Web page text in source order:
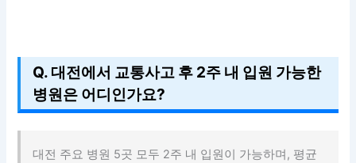
Q. 대전에서 교통사고 후 2주 내 입원 가능한
병원은 어디인가요?
대전 주요 병원 5곳 모두 2주 내 입원이 가능하며, 평균